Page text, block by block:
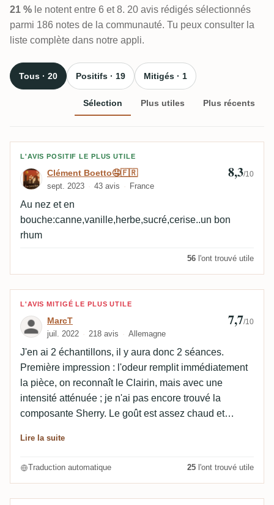
21 % le notent entre 6 et 8. 20 avis rédigés sélectionnés
parmi 186 notes de la communauté. Tu peux consulter la
liste complète dans notre appli.
Tous · 20 Positifs · 19 Mitigés · 1
Sélection Plus utiles Plus récents
Avis de Clément Boetto🤤🇫🇷
L'AVIS POSITIF LE PLUS UTILE
Clément Boetto🤤🇫🇷
sept. 2023 43 avis France
8,3/10
Au nez et en
bouche:canne,vanille,herbe,sucré,cerise..un bon
rhum
56 l'ont trouvé utile
Avis de MarcT
L'AVIS MITIGÉ LE PLUS UTILE
MarcT
juil. 2022 218 avis Allemagne
7,7/10
J'en ai 2 échantillons, il y aura donc 2 séances.
Première impression : l'odeur remplit immédiatement
la pièce, on reconnaît le Clairin, mais avec une
intensité atténuée ; je n'ai pas encore trouvé la
composante Sherry. Le goût est assez chaud et
Lire la suite
Traduction automatique 25 l'ont trouvé utile